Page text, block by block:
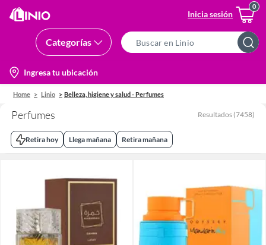
Inicia sesión
Categorías
Bar
location-
icon
Ingresa tu ubicación
Home Linio Belleza, higiene y salud - Perfumes
Perfumes Resultados (7458)
Retira hoy Llega mañana Retira mañana